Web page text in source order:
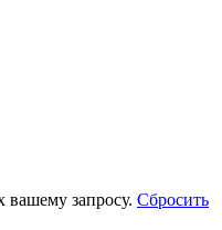
вашему запросу. Сбросить